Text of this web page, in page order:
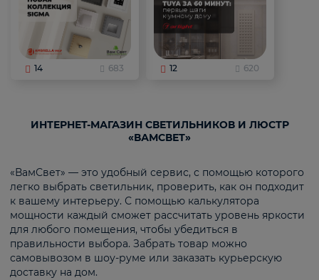
14 683 12 620
ИНТЕРНЕТ-МАГАЗИН СВЕТИЛЬНИКОВ И ЛЮСТР
«ВАМСВЕТ»
«ВамСвет» — это удобный сервис, с помощью которого
легко выбрать светильник, проверить, как он подходит
к вашему интерьеру. С помощью калькулятора
мощности каждый сможет рассчитать уровень яркости
для любого помещения, чтобы убедиться в
правильности выбора. Забрать товар можно
самовывозом в шоу-руме или заказать курьерскую
доставку на дом.